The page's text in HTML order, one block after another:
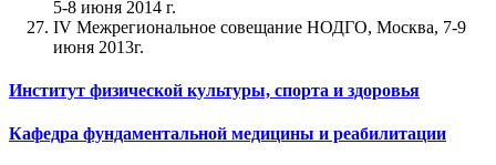
5-8 июня 2014 г.
IV Межрегиональное совещание НОДГО, Москва, 7-9
июня 2013г.
Институт физической культуры, спорта и здоровья
Кафедра фундаментальной медицины и реабилитации